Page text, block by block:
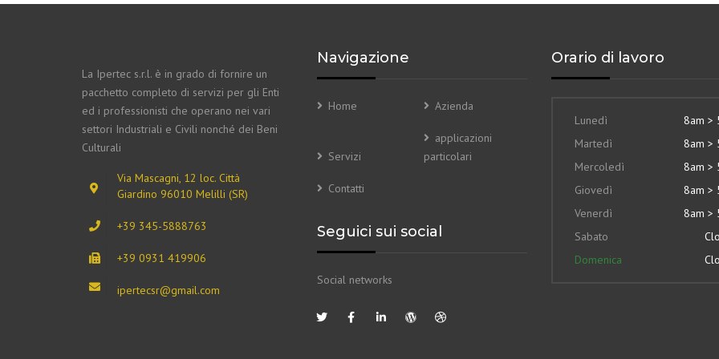
La Ipertec s.r.l. è in grado di fornire un
pacchetto completo di servizi per gli Enti
ed i professionisti che operano nei vari
settori Industriali e Civili nonché dei Beni
Culturali
Via Mascagni, 12 loc. Città
Giardino 96010 Melilli (SR)
+39 345-5888763
+39 0931 419906
ipertecsr@gmail.com
Navigazione
Home Azienda
Servizi
applicazioni
particolari
Contatti
Seguici sui social
Social networks
Orario di lavoro
Lunedì
8am >
Martedì
8am >
Mercoledì
8am >
Giovedì
8am >
Venerdì
8am >
Sabato
Domenica